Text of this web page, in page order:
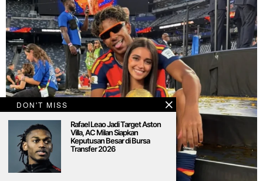
DON'T MISS
Rafael Leao Jadi Target Aston
Villa, AC Milan Siapkan
Keputusan Besar di Bursa
Transfer 2026